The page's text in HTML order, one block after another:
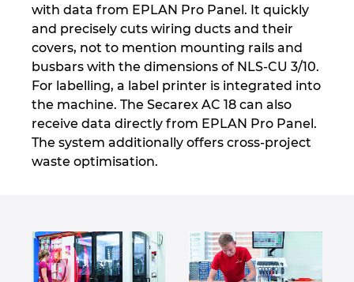
with data from EPLAN Pro Panel. It quickly
and precisely cuts wiring ducts and their
covers, not to mention mounting rails and
busbars with the dimensions of NLS-CU 3/10.
For labelling, a label printer is integrated into
the machine. The Secarex AC 18 can also
receive data directly from EPLAN Pro Panel.
The system additionally offers cross-project
waste optimisation.